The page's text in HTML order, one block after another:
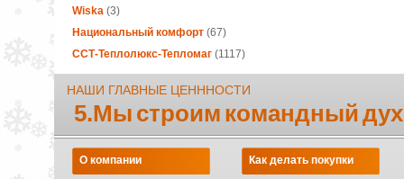
Wiska(3)
Национальный комфорт(67)
ССТ-Теплолюкс-Тепломаг(1117)
НАШИ ГЛАВНЫЕ ЦЕНННОСТИ
5.Мы строим командный
О компании Как делать покупки